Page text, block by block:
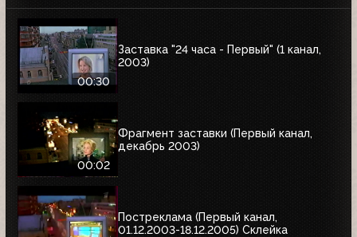
00:30
Заставка "24 часа - Первый" (1 канал,
2003)
00:02
Фрагмент заставки (Первый канал,
декабрь 2003)
Постреклама (Первый канал,
01.12.2003-18.12.2005) Склейка